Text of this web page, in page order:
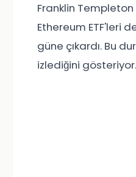
Franklin
Ethereum ETF'leri
güne çıkardı. Bu
izlediğini gösteriyor.